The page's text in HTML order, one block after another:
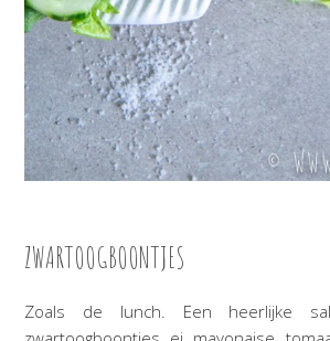
ZWARTOOGBOONTJES
Zoals de lunch. Een heerlijke